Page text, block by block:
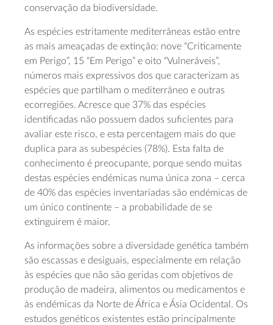
conservação da biodiversidade.
As espécies estritamente mediterrâneas estão entre
as mais ameaçadas de extinção: nove “Criticamente
em Perigo”, 15 “Em Perigo” e oito “Vulneráveis”,
números mais expressivos dos que caracterizam as
espécies que partilham o mediterrâneo e outras
ecorregiões. Acresce que 37% das espécies
identificadas não possuem dados suficientes para
avaliar este risco, e esta percentagem mais do que
duplica para as subespécies (78%). Esta falta de
conhecimento é preocupante, porque sendo muitas
destas espécies endémicas numa única zona – cerca
de 40% das espécies inventariadas são endémicas de
um único continente – a probabilidade de se
extinguirem é maior.
As informações sobre a diversidade genética também
são escassas e desiguais, especialmente em relação
às espécies que não são geridas com objetivos de
produção de madeira, alimentos ou medicamentos e
às endémicas da Norte de África e Ásia Ocidental. Os
estudos genéticos existentes estão principalmente